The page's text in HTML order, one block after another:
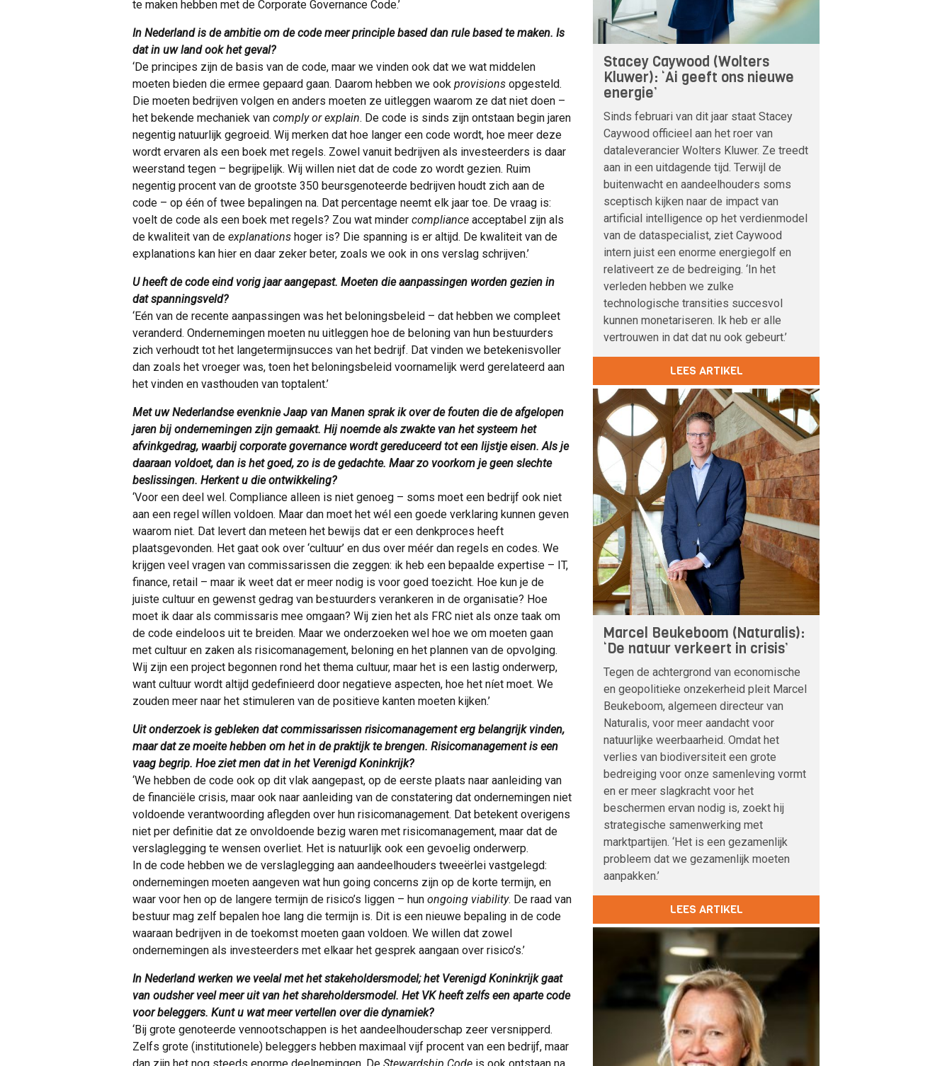
te maken hebben met de Corporate Governance Code.’
In Nederland is de ambitie om de code meer principle based dan rule based te maken. Is
dat in uw land ook het geval?
‘De principes zijn de basis van de code, maar we vinden ook dat we wat middelen
moeten bieden die ermee gepaard gaan. Daarom hebben we ook provisions opgesteld.
Die moeten bedrijven volgen en anders moeten ze uitleggen waarom ze dat niet doen –
het bekende mechaniek van comply or explain. De code is sinds zijn ontstaan begin jaren
negentig natuurlijk gegroeid. Wij merken dat hoe langer een code wordt, hoe meer deze
wordt ervaren als een boek met regels. Zowel vanuit bedrijven als investeerders is daar
weerstand tegen – begrijpelijk. Wij willen niet dat de code zo wordt gezien. Ruim
negentig procent van de grootste 350 beursgenoteerde bedrijven houdt zich aan de
code – op één of twee bepalingen na. Dat percentage neemt elk jaar toe. De vraag is:
voelt de code als een boek met regels? Zou wat minder compliance acceptabel zijn als
de kwaliteit van de explanations hoger is? Die spanning is er altijd. De kwaliteit van de
explanations kan hier en daar zeker beter, zoals we ook in ons verslag schrijven.’
U heeft de code eind vorig jaar aangepast. Moeten die aanpassingen worden gezien in
dat spanningsveld?
‘Eén van de recente aanpassingen was het beloningsbeleid – dat hebben we compleet
veranderd. Ondernemingen moeten nu uitleggen hoe de beloning van hun bestuurders
zich verhoudt tot het langetermijnsucces van het bedrijf. Dat vinden we betekenisvoller
dan zoals het vroeger was, toen het beloningsbeleid voornamelijk werd gerelateerd aan
het vinden en vasthouden van toptalent.’
Met uw Nederlandse evenknie Jaap van Manen sprak ik over de fouten die de afgelopen
jaren bij ondernemingen zijn gemaakt. Hij noemde als zwakte van het systeem het
afvinkgedrag, waarbij corporate governance wordt gereduceerd tot een lijstje eisen. Als je
daaraan voldoet, dan is het goed, zo is de gedachte. Maar zo voorkom je geen slechte
beslissingen. Herkent u die ontwikkeling?
‘Voor een deel wel. Compliance alleen is niet genoeg – soms moet een bedrijf ook niet
aan een regel wíllen voldoen. Maar dan moet het wél een goede verklaring kunnen geven
waarom niet. Dat levert dan meteen het bewijs dat er een denkproces heeft
plaatsgevonden. Het gaat ook over ‘cultuur’ en dus over méér dan regels en codes. We
krijgen veel vragen van commissarissen die zeggen: ik heb een bepaalde expertise – IT,
finance, retail – maar ik weet dat er meer nodig is voor goed toezicht. Hoe kun je de
juiste cultuur en gewenst gedrag van bestuurders verankeren in de organisatie? Hoe
moet ik daar als commissaris mee omgaan? Wij zien het als FRC niet als onze taak om
de code eindeloos uit te breiden. Maar we onderzoeken wel hoe we om moeten gaan
met cultuur en zaken als risicomanagement, beloning en het plannen van de opvolging.
Wij zijn een project begonnen rond het thema cultuur, maar het is een lastig onderwerp,
want cultuur wordt altijd gedefinieerd door negatieve aspecten, hoe het níet moet. We
zouden meer naar het stimuleren van de positieve kanten moeten kijken.’
Uit onderzoek is gebleken dat commissarissen risicomanagement erg belangrijk vinden,
maar dat ze moeite hebben om het in de praktijk te brengen. Risicomanagement is een
vaag begrip. Hoe ziet men dat in het Verenigd Koninkrijk?
‘We hebben de code ook op dit vlak aangepast, op de eerste plaats naar aanleiding van
de financiële crisis, maar ook naar aanleiding van de constatering dat ondernemingen niet
voldoende verantwoording aflegden over hun risicomanagement. Dat betekent overigens
niet per definitie dat ze onvoldoende bezig waren met risicomanagement, maar dat de
verslaglegging te wensen overliet. Het is natuurlijk ook een gevoelig onderwerp.
In de code hebben we de verslaglegging aan aandeelhouders tweeërlei vastgelegd:
ondernemingen moeten aangeven wat hun going concerns zijn op de korte termijn, en
waar voor hen op de langere termijn de risico’s liggen – hun ongoing viability. De raad van
bestuur mag zelf bepalen hoe lang die termijn is. Dit is een nieuwe bepaling in de code
waaraan bedrijven in de toekomst moeten gaan voldoen. We willen dat zowel
ondernemingen als investeerders met elkaar het gesprek aangaan over risico’s.’
In Nederland werken we veelal met het stakeholdersmodel; het Verenigd Koninkrijk gaat
van oudsher veel meer uit van het shareholdersmodel. Het VK heeft zelfs een aparte code
voor beleggers. Kunt u wat meer vertellen over die dynamiek?
‘Bij grote genoteerde vennootschappen is het aandeelhouderschap zeer versnipperd.
Zelfs grote (institutionele) beleggers hebben maximaal vijf procent van een bedrijf, maar
Stacey Caywood (Wolters
Kluwer): ‘Ai geeft ons nieuwe
energie’
Sinds februari van dit jaar staat Stacey
Caywood officieel aan het roer van
dataleverancier Wolters Kluwer. Ze treedt
aan in een uitdagende tijd. Terwijl de
buitenwacht en aandeelhouders soms
sceptisch kijken naar de impact van
artificial intelligence op het verdienmodel
van de dataspecialist, ziet Caywood
intern juist een enorme energiegolf en
relativeert ze de bedreiging. ‘In het
verleden hebben we zulke
technologische transities succesvol
kunnen monetariseren. Ik heb er alle
vertrouwen in dat dat nu ook gebeurt.’
LEES ARTIKEL
Marcel Beukeboom (Naturalis):
‘De natuur verkeert in crisis’
Tegen de achtergrond van economische
en geopolitieke onzekerheid pleit Marcel
Beukeboom, algemeen directeur van
Naturalis, voor meer aandacht voor
natuurlijke weerbaarheid. Omdat het
verlies van biodiversiteit een grote
bedreiging voor onze samenleving vormt
en er meer slagkracht voor het
beschermen ervan nodig is, zoekt hij
strategische samenwerking met
marktpartijen. ‘Het is een gezamenlijk
probleem dat we gezamenlijk moeten
aanpakken.’
LEES ARTIKEL